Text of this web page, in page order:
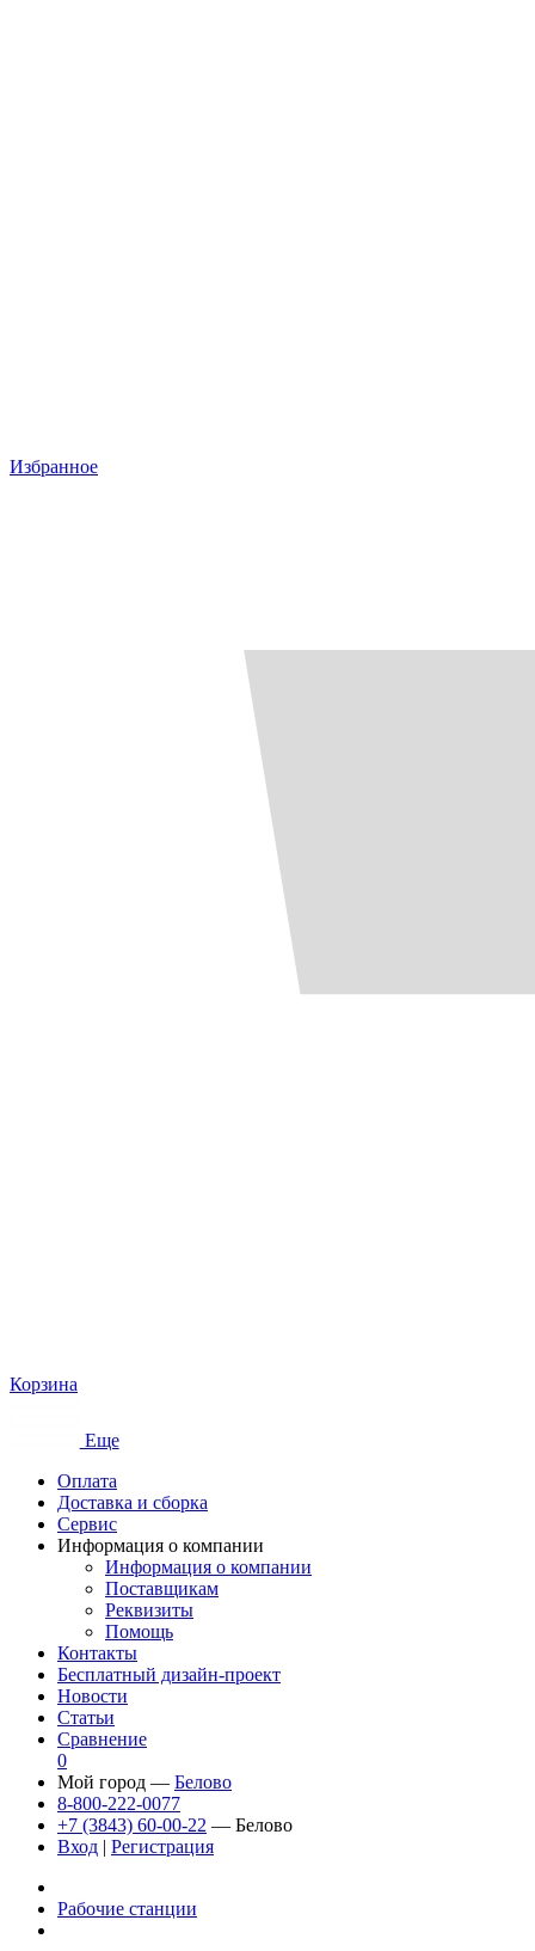
Избранное
Корзина
Еще
Оплата
Доставка и сборка
Сервис
Информация о компании
Информация о компании
Поставщикам
Реквизиты
Помощь
Контакты
Бесплатный дизайн-проект
Новости
Статьи
Сравнение
0
Мой город — Белово
8-800-222-0077
+7 (3843) 60-00-22 — Белово
Вход | Регистрация
Рабочие станции